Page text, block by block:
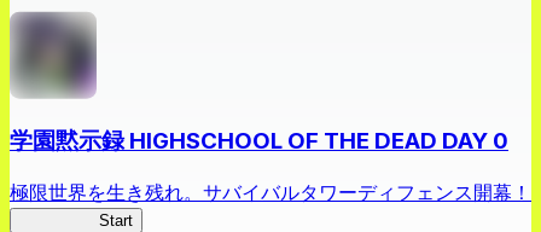
学園黙示録 HIGHSCHOOL OF THE DEAD DAY 0
極限世界を生き残れ。サバイバルタワーディフェンス開幕！
Start